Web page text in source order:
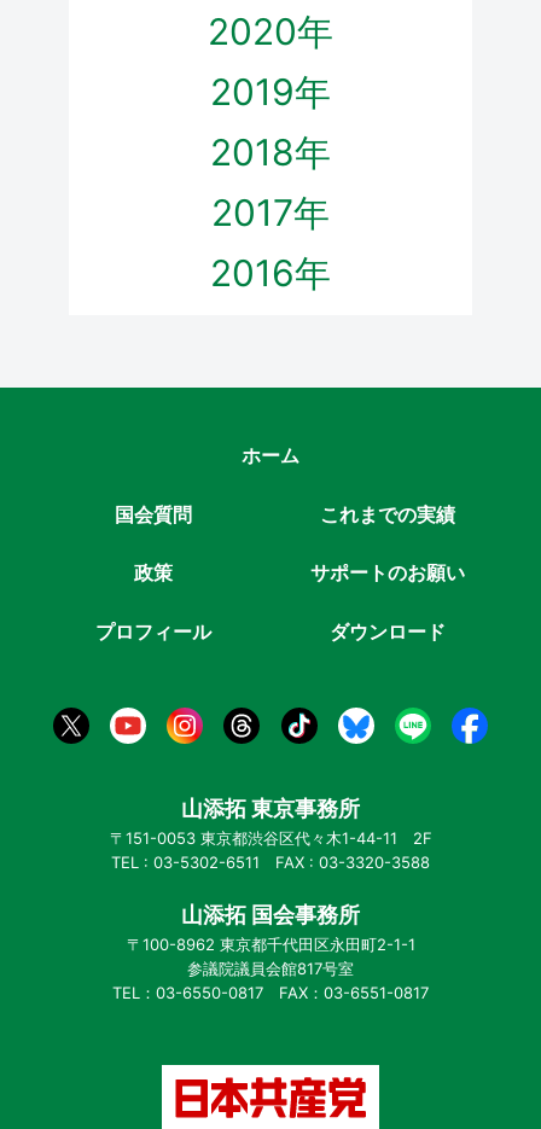
2020年
2019年
2018年
2017年
2016年
ホーム
国会質問 これまでの実績
政策 サポートのお願い
プロフィール ダウンロード
山添拓 東京事務所
〒151-0053 東京都渋谷区代々木1-44-11 2F
TEL : 03-5302-6511 FAX : 03-3320-3588
山添拓 国会事務所
〒100-8962 東京都千代田区永田町2-1-1
参議院議員会館817号室
TEL：03-6550-0817 FAX：03-6551-0817